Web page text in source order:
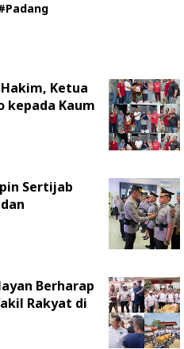
Ketua
kepada Kaum
Sertijab
Berharap
Rakyat di